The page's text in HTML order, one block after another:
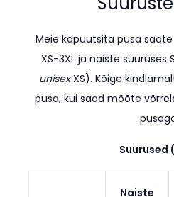
Meie kapuutsita pusa
XS-3XL ja naiste suuruses
unisexXS). Kõige
pusa, kui saad mõõte
Suurused
Naiste